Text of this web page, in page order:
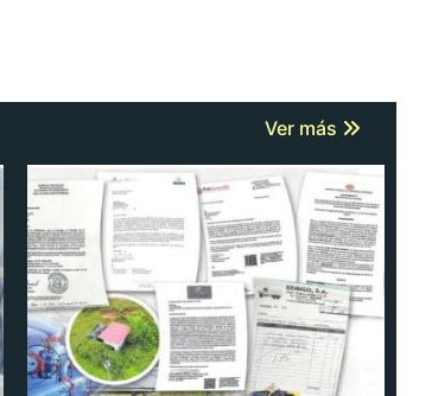
Ver más